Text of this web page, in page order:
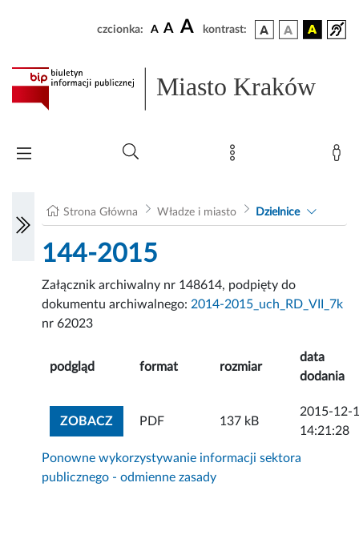
czcionka: A A A kontrast:
Miasto Kraków
Strona Główna Władze i miasto Dzielnice
144-2015
Załącznik archiwalny nr 148614, podpięty do
dokumentu archiwalnego: 2014-2015_uch_RD_VII_7k
nr 62023
podgląd format rozmiar
data
dodania
ZOBACZZOBACZ ZAŁĄCZNIK
PDF 137 kB
2015-12-
14:21:28
Ponowne wykorzystywanie informacji sektora
publicznego - odmienne zasady